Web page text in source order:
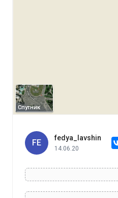
Спутник
FE
fedya_lavshin
14.06.20